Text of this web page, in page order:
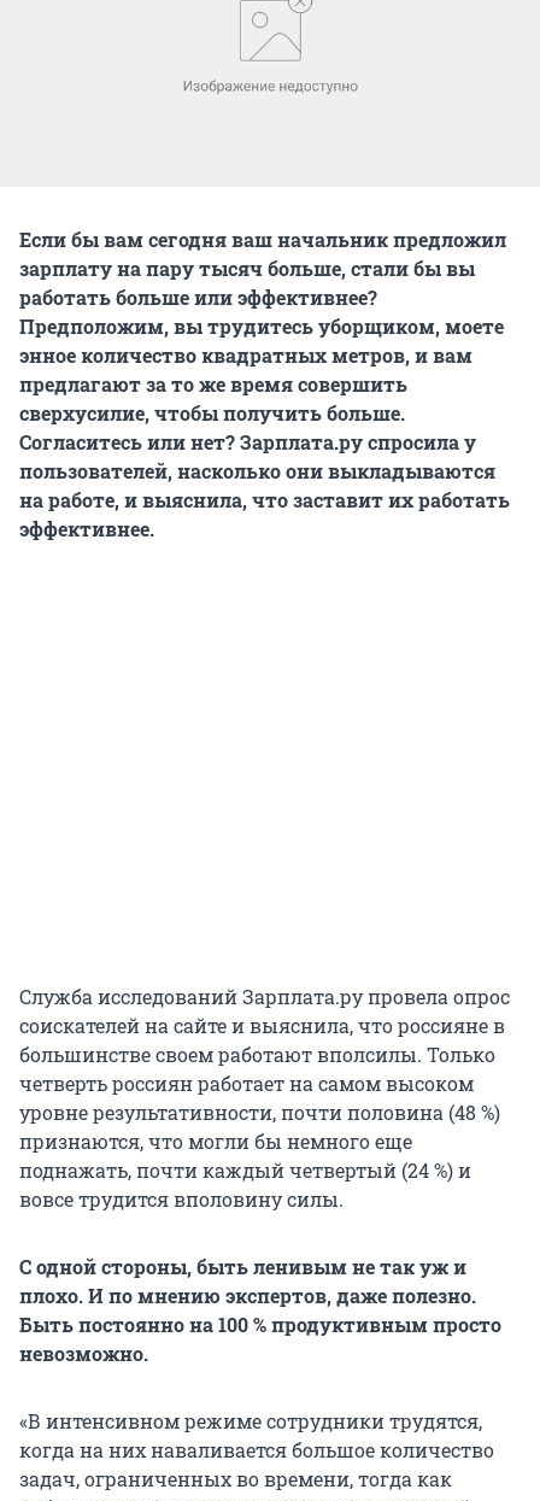
Если бы вам сегодня ваш начальник предложил
зарплату на пару тысяч больше, стали бы вы
работать больше или эффективнее?
Предположим, вы трудитесь уборщиком, моете
энное количество квадратных метров, и вам
предлагают за то же время совершить
сверхусилие, чтобы получить больше.
Согласитесь или нет? Зарплата.ру спросила у
пользователей, насколько они выкладываются
на работе, и выяснила, что заставит их работать
эффективнее.
Служба исследований Зарплата.ру провела опрос
соискателей на сайте и выяснила, что россияне в
большинстве своем работают вполсилы. Только
четверть россиян работает на самом высоком
уровне результативности, почти половина (48 %)
признаются, что могли бы немного еще
поднажать, почти каждый четвертый (24 %) и
вовсе трудится вполовину силы.
С одной стороны, быть ленивым не так уж и
плохо. И по мнению экспертов, даже полезно.
Быть постоянно на100 %продуктивным просто
невозможно.
«В интенсивном режиме сотрудники трудятся,
когда на них наваливается большое количество
задач, ограниченных во времени, тогда как